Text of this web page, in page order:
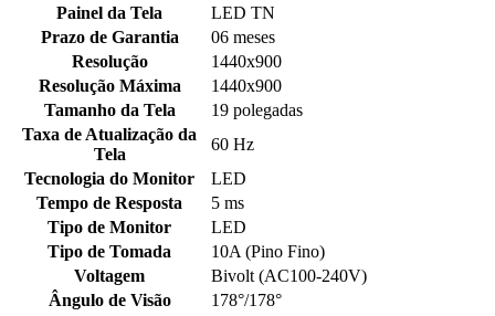
Painel da Tela
LED TN
Prazo de Garantia
06 meses
Resolução
1440x900
Resolução Máxima
1440x900
Tamanho da Tela
19 polegadas
Taxa de Atualização da
Tela
60 Hz
Tecnologia do Monitor
LED
Tempo de Resposta
5 ms
Tipo de Monitor
LED
Tipo de Tomada
10A (Pino Fino)
Voltagem
Bivolt (AC100-240V)
Ângulo de Visão
178°/178°